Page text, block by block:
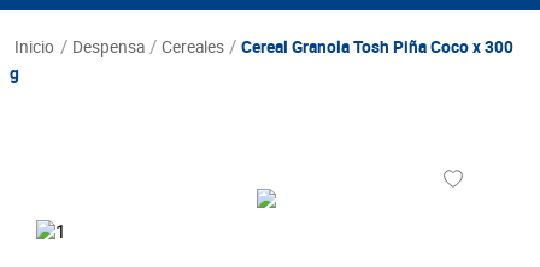
despensa cereales
Cereal Granola Tosh Piña Coco x 300
g